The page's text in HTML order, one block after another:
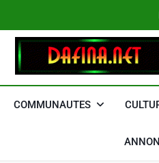
DAFINA
COMMUNAUTES